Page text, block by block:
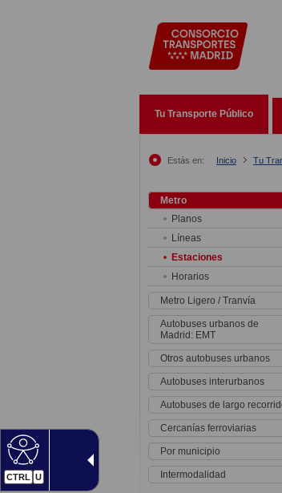
CTRL U
Tu Transporte Público
Estás en: Inicio Tu
Metro
Planos
Líneas
Estaciones
Horarios
Metro Ligero / Tranvía
Autobuses urbanos de
Madrid: EMT
Otros autobuses urbanos
Autobuses interurbanos
Autobuses de largo
Cercanías ferroviarias
Por municipio
Intermodalidad